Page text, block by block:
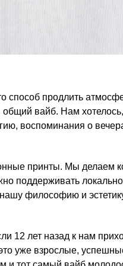
способ продлить
общий вайб. Нам
воспоминания о
принты. Мы делаем
поддерживать
философию и
12 лет назад к нам
это уже взрослые,